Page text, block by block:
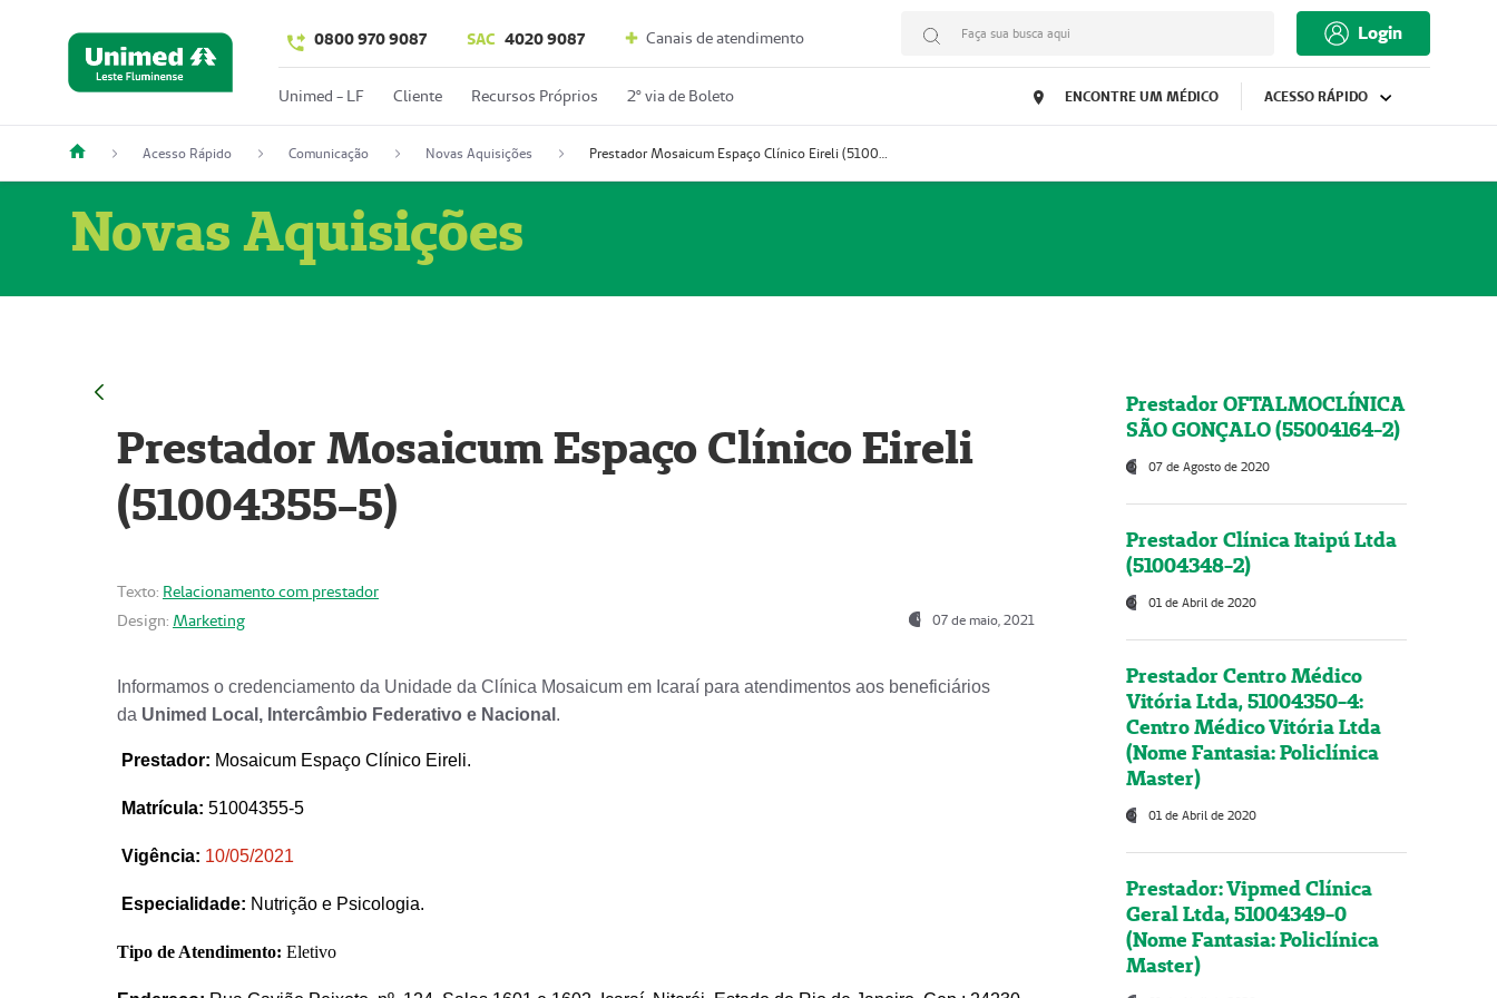
0800 970 9087 SAC 4020 9087 Canais de atendimento Faça sua busca aqui Login
Unimed - LF Cliente Recursos Próprios 2º via de Boleto ENCONTRE UM MÉDICO ACESSO RÁPIDO
Acesso Rápido Comunicação Novas Aquisições Prestador Mosaicum Espaço Clínico Eireli (51004355-5)
Novas Aquisições
Prestador Mosaicum Espaço Clínico Eireli
(51004355-5)
Texto: Relacionamento com prestador
Design: Marketing 07 de maio, 2021
Informamos o credenciamento da Unidade da Clínica Mosaicum em Icaraí para atendimentos aos beneficiários
da Unimed Local, Intercâmbio Federativo e Nacional .
Prestador: Mosaicum Espaço Clínico Eireli.
Matrícula: 51004355-5
Vigência: 10/05/2021
Especialidade: Nutrição e Psicologia.
Tipo de Atendimento: Eletivo
Prestador OFTALMOCLÍNICA
SÃO GONÇALO (55004164-2)
07 de Agosto de 2020
Prestador Clínica Itaipú Ltda
(51004348-2)
01 de Abril de 2020
Prestador Centro Médico
Vitória Ltda, 51004350-4:
Centro Médico Vitória Ltda
(Nome Fantasia: Policlínica
Master)
01 de Abril de 2020
Prestador: Vipmed Clínica
Geral Ltda, 51004349-0
(Nome Fantasia: Policlínica
Master)